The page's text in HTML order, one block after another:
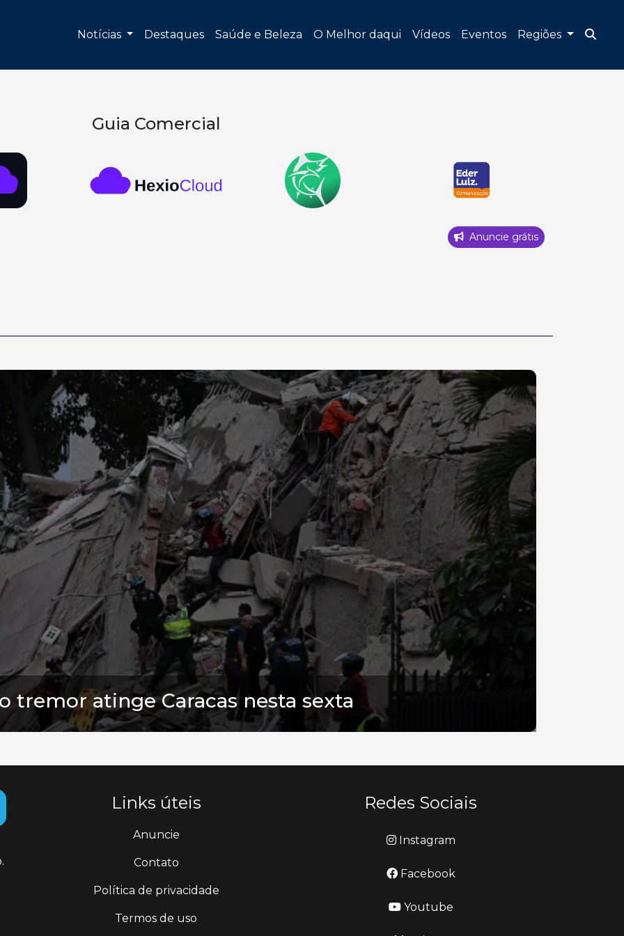
Notícias Destaques Saúde e Beleza O Melhor daqui Vídeos Eventos Regiões
Guia Comercial
Anuncie grátis
tremor atinge Caracas nesta sexta
Links úteis
Anuncie
Contato
Política de privacidade
Termos de uso
Redes Sociais
Instagram
Facebook
Youtube